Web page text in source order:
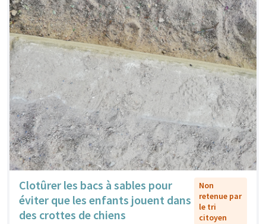
Clotûrer les bacs à sables pour
éviter que les enfants jouent dans
des crottes de chiens
Non
retenue par
le tri
citoyen